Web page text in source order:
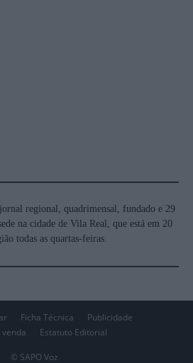
regional, quadrimensal, fundado e 29
na cidade de Vila Real, que está em 20
todas as quartas-feiras.
Ficha Técnica
Publicidade
venda
Estatuto Editorial
© SAPO Voz